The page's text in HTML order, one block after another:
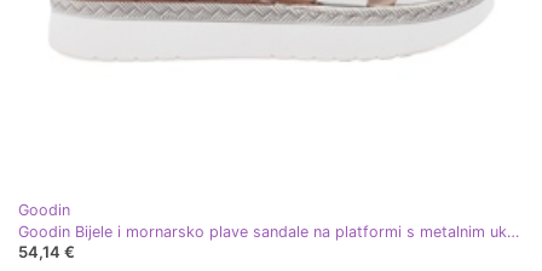
Goodin
Goodin Bijele i mornarsko plave sandale na platformi s metalnim ukrasom bijela
54,14 €